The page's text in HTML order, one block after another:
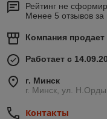
Рейтинг не
Менее 5 отзывов за
Компания продает
Работает с
г. Минск
г. Минск, ул.
Контакты